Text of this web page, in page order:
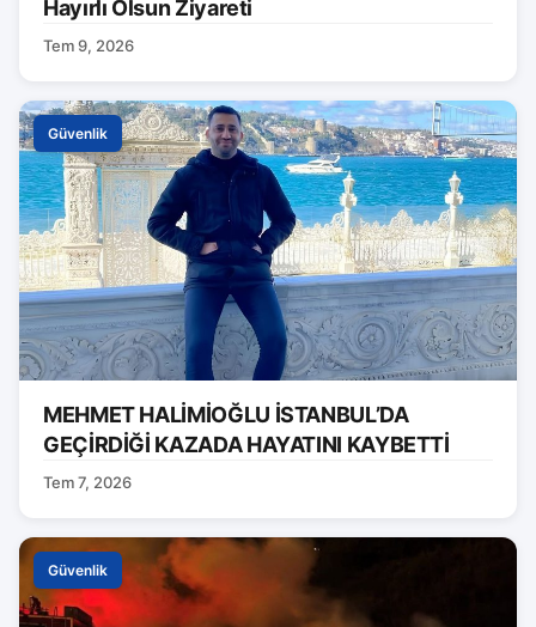
Hayırlı Olsun Ziyareti
Tem 9, 2026
Güvenlik
MEHMET HALİMİOĞLU İSTANBUL’DA
GEÇİRDİĞİ KAZADA HAYATINI KAYBETTİ
Tem 7, 2026
Güvenlik